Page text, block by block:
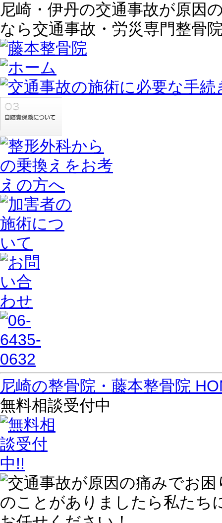
尼崎・伊丹の交通事故が原因
なら交通事故・労災専門整骨
尼崎の整骨院・藤本整骨院
無料相談受付中